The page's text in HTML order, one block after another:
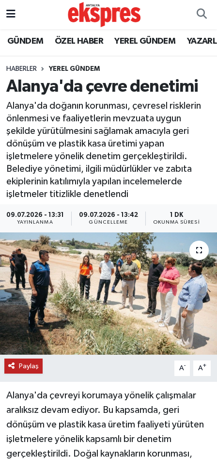
GÜNDEM ÖZEL HABER YEREL GÜNDEM
HABERLER YEREL GÜNDEM
Alanya'da çevre denetimi
Alanya'da doğanın korunması, çevresel risklerin
önlenmesi ve faaliyetlerin mevzuata uygun
şekilde yürütülmesini sağlamak amacıyla geri
dönüşüm ve plastik kasa üretimi yapan
işletmelere yönelik denetim gerçekleştirildi.
Belediye yönetimi, ilgili müdürlükler ve zabıta
ekiplerinin katılımıyla yapılan incelemelerde
işletmeler titizlikle denetlendi
09.07.2026 - 13:31
YAYINLANMA
09.07.2026 - 13:42
GÜNCELLEME
1 DK
OKUNMA SÜRESI
Paylaş A- A+
Alanya'da çevreyi korumaya yönelik çalışmalar
aralıksız devam ediyor. Bu kapsamda, geri
dönüşüm ve plastik kasa üretim faaliyeti yürüten
işletmelere yönelik kapsamlı bir denetim
gerçekleştirildi. Doğal kaynakların korunması,
ÖZEL HABER
YEREL GÜNDEM
EKONOMİ
KÜLTÜR - SANAT
SPOR
SİYASET
DÜNYA
EĞİTİM
TURİZM
RÖPORTAJ
VİDEO HABERLER
YAZARLAR
MAGAZİN
Nöbetçi Eczaneler
Trafik Durumu
Süper Lig Puan Durumu ve Fikstür
Tüm Manşetler
Son Dakika Haberleri
Haber Arşivi